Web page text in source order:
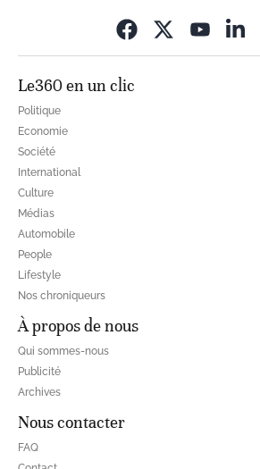
Le360 en un clic
Politique
Economie
Société
International
Culture
Médias
Automobile
People
Lifestyle
Nos chroniqueurs
À propos de nous
Qui sommes-nous
Publicité
Archives
Nous contacter
FAQ